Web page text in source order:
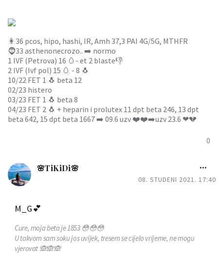
0
👩36 pcos, hipo, hashi, IR, Amh 37,3 PAI 4G/5G, MTHFR
🧔33 asthenonecrozo.. ➡️ normo
1 IVF (Petrova) 16 🥚- et 2 blaste👎
2 IVF (Ivf pol) 15 🥚 - 8 🐧
10/22 FET 1 🐧 beta 12
02/23 histero
03/23 FET 1 🐧 beta 8
04/23 FET 2 🐧 + heparin i prolutex 11 dpt beta 246, 13 dpt
beta 642, 15 dpt beta 1667 ➡️ 09.6 uzv ❤️❤️➡️uzv 23.6 ❤💔
🌸TiKiDi🌸
08. STUDENI 2021. 17:40
M_G💕
Cure, moja beta je 1853 😳😳😳
U takvom sam soku jos uvijek, tresem se cijelo vrijeme, ne mogu
vjerovat 🙈🙈🙈